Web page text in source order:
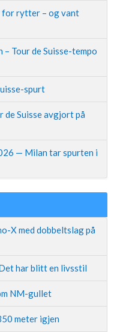
for rytter – og vant
– Tour de Suisse-tempo
spurt
de Suisse avgjort på
— Milan tar spurten i
X med dobbeltslag på
har blitt en livsstil
NM-gullet
meter igjen